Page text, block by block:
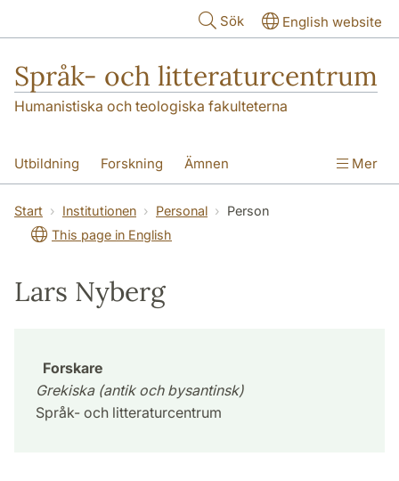
Sök English website
Språk- och litteraturcentrum
Humanistiska och teologiska fakulteterna
Utbildning Forskning Ämnen
SOL-husen Kontakt Institutionen
översättning till svenska
Mer
Start Institutionen Personal
Person
This page in English
Lars Nyberg
Forskare
Grekiska (antik och bysantinsk)
Språk- och litteraturcentrum